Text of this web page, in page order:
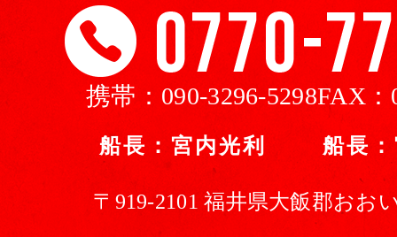
携帯： 090-3296-5298FAX：
船長：宮内光利 船長：
〒919-2101 福井県大飯郡おお